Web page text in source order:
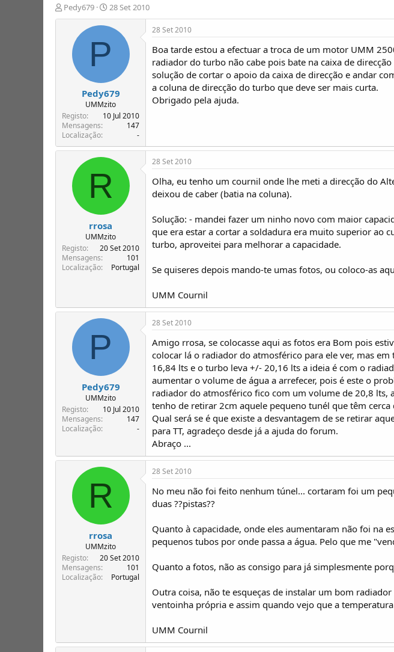
I
n
e
T
ó
p
Pedy679
D
a
t
d
n
í
c
i
28 Set 2010
P
Pedy679
UMMzito
Registo
10 Jul 2010
Mensagens
147
Localização
-
28 Set 2010
Boa tarde estou a efectuar a troca de um motor UMM
radiador do turbo não cabe pois bate na caixa de
solução de cortar o apoio da caixa de direcção e andar
a coluna de direcção do turbo que deve ser mais curta.
Obrigado pela ajuda.
R
rrosa
UMMzito
Registo
20 Set 2010
Mensagens
101
Localização
Portugal
28 Set 2010
Olha, eu tenho um cournil onde lhe meti a direcção do
deixou de caber (batia na coluna).
Solução: - mandei fazer um ninho novo com maior
que era estar a cortar a soldadura era muito superior ao
turbo, aproveitei para melhorar a capacidade.
Se quiseres depois mando-te umas fotos, ou coloco-as
UMM Cournil
P
Pedy679
UMMzito
Registo
10 Jul 2010
Mensagens
147
Localização
-
28 Set 2010
Amigo rrosa, se colocasse aqui as fotos era Bom pois
colocar lá o radiador do atmosférico para ele ver, mas
16,84 lts e o turbo leva +/- 20,16 lts a ideia é com o
aumentar o volume de água a arrefecer, pois é este o
radiador do atmosférico fico com um volume de 20,8 lts,
tenho de retirar 2cm aquele pequeno tunél que têm
Qual será se é que existe a desvantagem de se retirar
para TT, agradeço desde já a ajuda do forum.
Abraço ...
R
rrosa
UMMzito
Registo
20 Set 2010
Mensagens
101
Localização
Portugal
28 Set 2010
No meu não foi feito nenhum túnel... cortaram foi um
duas ??pistas??
Quanto à capacidade, onde eles aumentaram não foi na
pequenos tubos por onde passa a água. Pelo que me
Quanto a fotos, não as consigo para já simplesmente
Outra coisa, não te esqueças de instalar um bom
ventoinha própria e assim quando vejo que a
UMM Cournil